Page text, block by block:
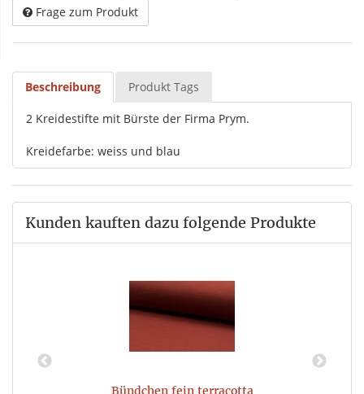
Frage zum Produkt
Beschreibung Produkt Tags
2 Kreidestifte mit Bürste der Firma Prym.
Kreidefarbe: weiss und blau
Kunden kauften dazu folgende Produkte
Bündchen fein terracotta